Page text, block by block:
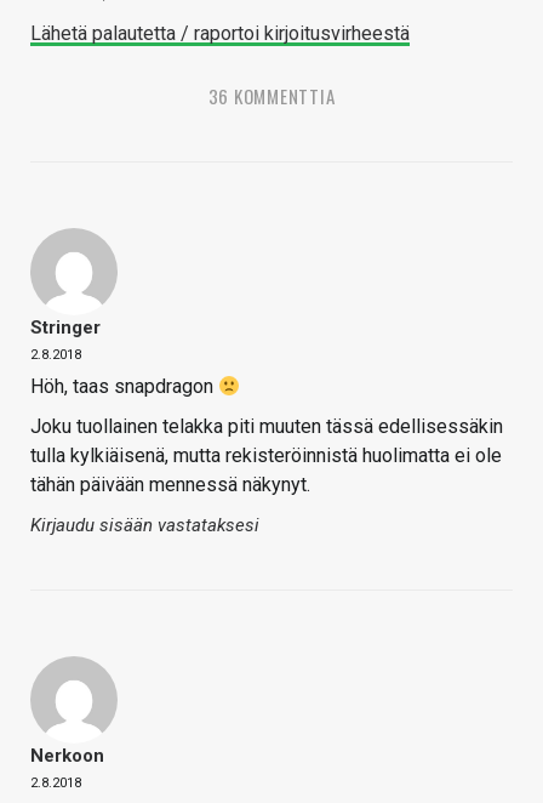
Lähetä palautetta / raportoi kirjoitusvirheestä
36 KOMMENTTIA
Stringer
2.8.2018
Höh, taas snapdragon
Joku tuollainen telakka piti muuten tässä edellisessäkin
tulla kylkiäisenä, mutta rekisteröinnistä huolimatta ei ole
tähän päivään mennessä näkynyt.
Kirjaudu sisään vastataksesi
Nerkoon
2.8.2018